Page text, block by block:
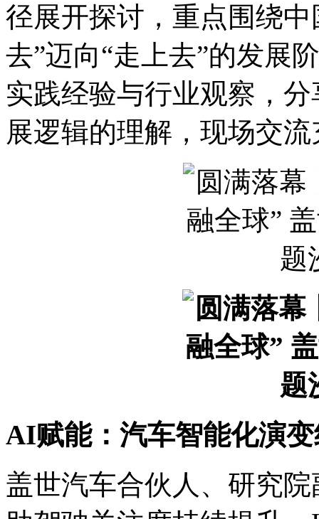
径展开探讨，重点围绕
去”迈向“走上去”的发展
实践经验与行业观察，
展逻辑的理解，现场交
AI赋能：汽车智能化演
盖世汽车合伙人、研究